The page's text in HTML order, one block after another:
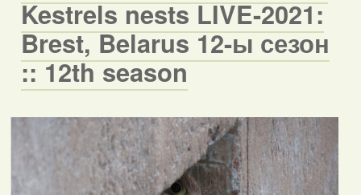
Kestrels nests LIVE-2021:
Brest, Belarus 12-ы сезон
:: 12th season